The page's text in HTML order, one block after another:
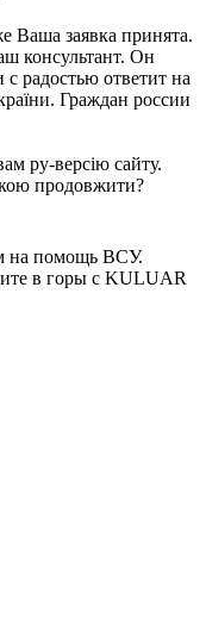
Ваша заявка принята.
консультант. Он
с радостью ответит на
Граждан россии
ру-версію сайту.
продовжити?
на помощь ВСУ.
в горы с KULUAR